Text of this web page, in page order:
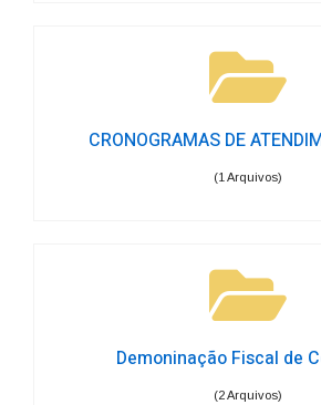
CRONOGRAMAS DE
(1 Arquivos)
Demoninação Fiscal de
(2 Arquivos)